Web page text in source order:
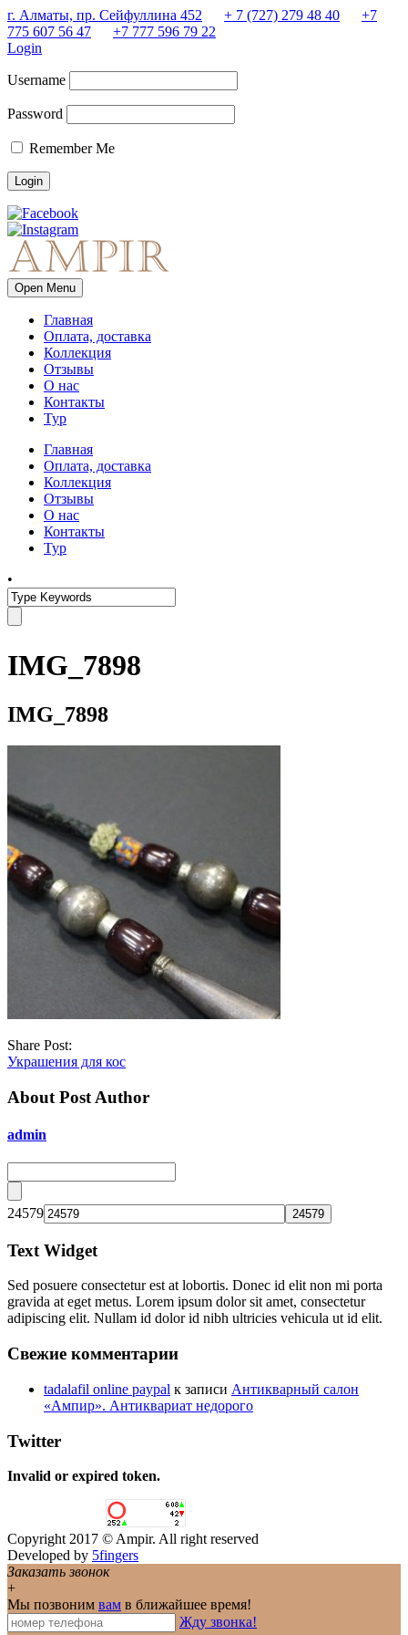
г. Алматы, пр. Сейфуллина 452 + 7 (727) 279 48 40
+7
775 607 56 47
+7 777 596 79 22
Login
Username
Password
Remember Me
Open Menu
Главная
Оплата, доставка
Коллекция
Отзывы
О нас
Контакты
Тур
Главная
Оплата, доставка
Коллекция
Отзывы
О нас
Контакты
Тур
•
IMG_7898
IMG_7898
Share Post:
Украшения для кос
About Post Author
admin
24579
Text Widget
Sed posuere consectetur est at lobortis. Donec id elit non mi porta
gravida at eget metus. Lorem ipsum dolor sit amet, consectetur
adipiscing elit. Nullam id dolor id nibh ultricies vehicula ut id elit.
Свежие комментарии
tadalafil online paypal к записи Антикварный салон
«Ампир». Антиквариат недорого
Twitter
Invalid or expired token.
Copyright 2017 © Ampir. All right reserved
Developed by 5fingers
Заказать звонок
+
Мы позвоним вам в ближайшее время!
Жду звонка!